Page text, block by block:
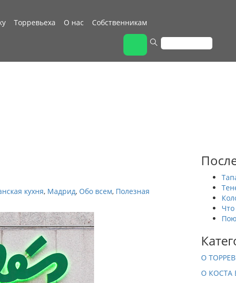
Торревьеха О нас Собственникам
кухня, Мадрид, Обо всем, Полезная
О
О КОСТА